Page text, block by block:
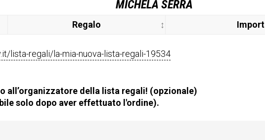
MICHELA SERRA
Regalo
lista-regali/la-mia-nuova-lista-regali-19534
all’organizzatore della lista regali! (opzionale)
solo dopo aver effettuato l'ordine).